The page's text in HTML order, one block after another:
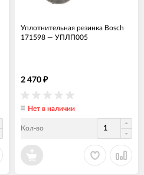
Уплотнительная резинка Bosch
171598 — УПЛП005
2 470 ₽
Нет в наличии
Кол-во